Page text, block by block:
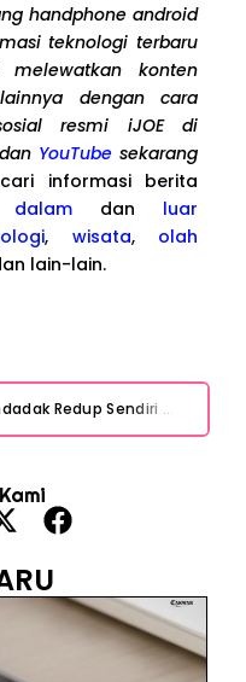
handphone android
teknologi terbaru
konten
dengan cara
resmi iJOE di
YouTubesekarang
informasi berita
dan luar
, wisata, olah
lain-lain.
Layar iPhone Mendadak Redup Sendiri Padahal Auto-Brightness Mati? Ini Penyebab & Solusinya!
Prabowo Sebut ‘Londo Ireng’, Ray Rangkuti Desak DPR Bersikap, Ini Ulasan Politiknya
MAKI Soroti Penahanan Eks Jampidsus Febrie Adriansyah Tanpa Rompi Pink